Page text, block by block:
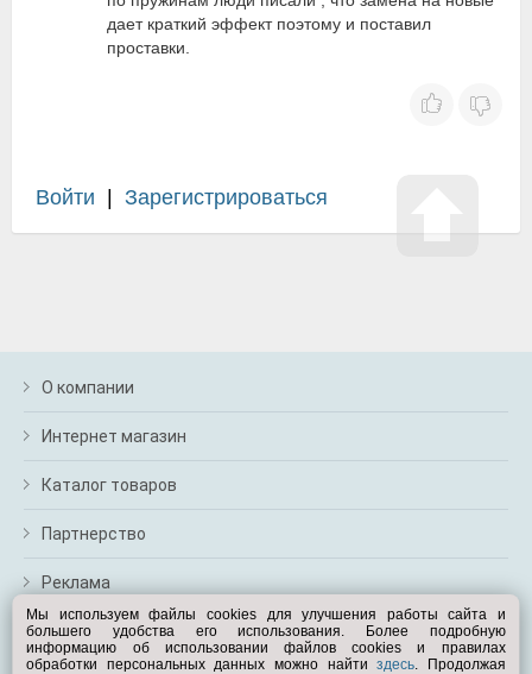
дает краткий эффект поэтому и поставил
проставки.
Войти Зарегистрироваться
О компании
Интернет магазин
Каталог товаров
Партнерство
Реклама
Перейти на полную версию
Мы используем файлы cookies для улучшения работы сайта и
большего удобства его использования. Более подробную
информацию об использовании файлов cookies и правилах
обработки персональных данных можно найтиздесь. Продолжая